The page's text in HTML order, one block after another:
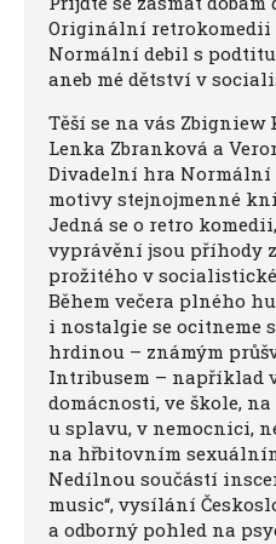
Originální retrokomedii
Normální debil s
aneb mé dětství v
Těší se na vás Zbigniew
Lenka Zbranková a
Divadelní hra
motivy stejnojmenné
Jedná se o retro
vyprávění jsou příhody
prožitého v
Během večera plného
i nostalgie se ocitneme
hrdinou – známým
Intribusem – například
domácnosti, ve škole,
u splavu, v nemocnici,
na hřbitovním
Nedílnou součástí
music“, vysílání
a odborný pohled na